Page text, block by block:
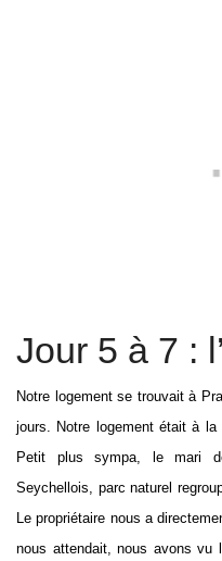
Jour 5 à 7 :
Notre logement se trouvait à
jours. Notre logement était à la
Petit plus sympa, le mari
Seychellois, parc naturel
Le propriétaire nous a
nous attendait, nous avons